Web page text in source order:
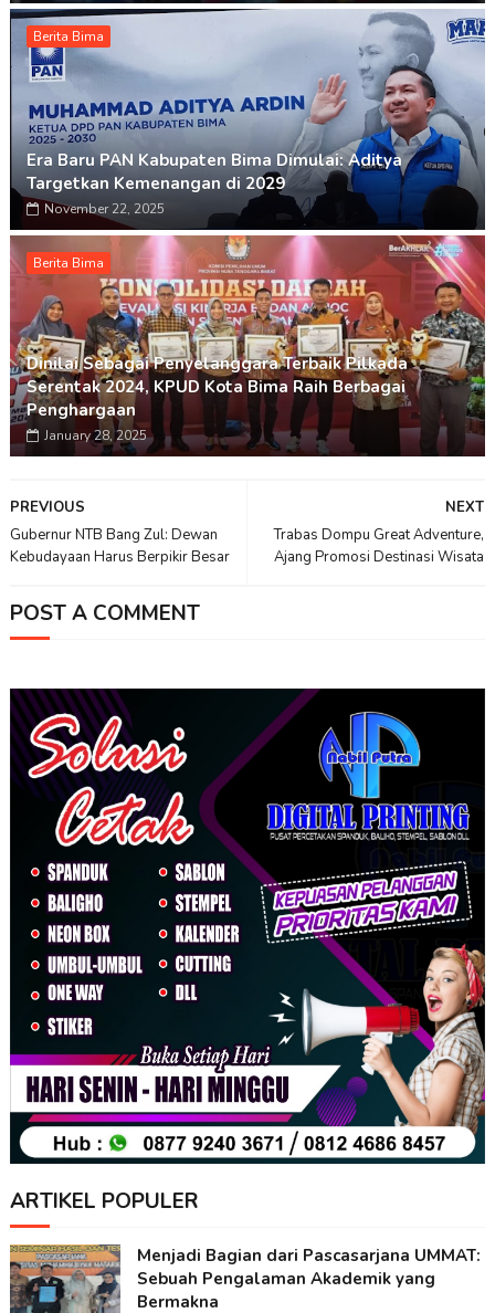
Berita Bima
Era Baru PAN Kabupaten Bima Dimulai: Aditya
Targetkan Kemenangan di 2029
November 22, 2025
Berita Bima
Dinilai Sebagai Penyelanggara Terbaik Pilkada
Serentak 2024, KPUD Kota Bima Raih Berbagai
Penghargaan
January 28, 2025
NEXT
Trabas Dompu Great Adventure,
Ajang Promosi Destinasi Wisata
PREVIOUS
Gubernur NTB Bang Zul: Dewan
Kebudayaan Harus Berpikir Besar
POST A COMMENT
ARTIKEL POPULER
Menjadi Bagian dari Pascasarjana UMMAT:
Sebuah Pengalaman Akademik yang
Bermakna